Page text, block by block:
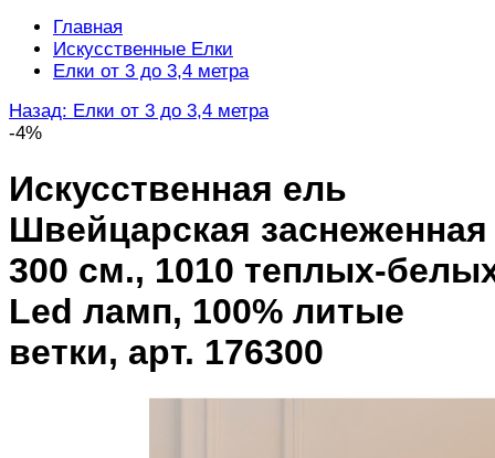
Главная
Искусственные Елки
Елки от 3 до 3,4 метра
Назад: Елки от 3 до 3,4 метра
-4%
Искусственная ель
Швейцарская заснеженная
300 см., 1010 теплых-
Led ламп, 100% литые
ветки, арт. 176300